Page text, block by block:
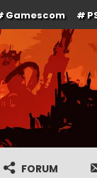
Gamescom
FORUM